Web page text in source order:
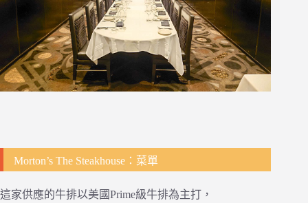
Morton’s The Steakhouse：菜單
這家供應的牛排以美國Prime級牛排為主打，